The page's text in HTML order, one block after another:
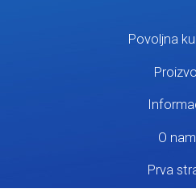
Povoljna
O
Prva